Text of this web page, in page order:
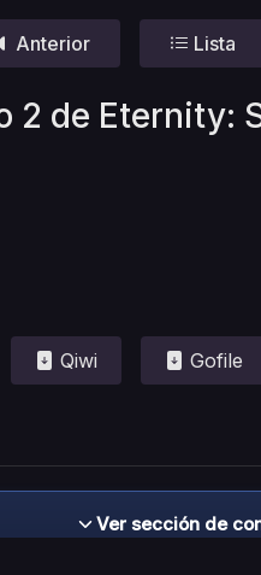
Anterior Lista
2 de Eternity:
Qiwi Gofile
Ver sección de